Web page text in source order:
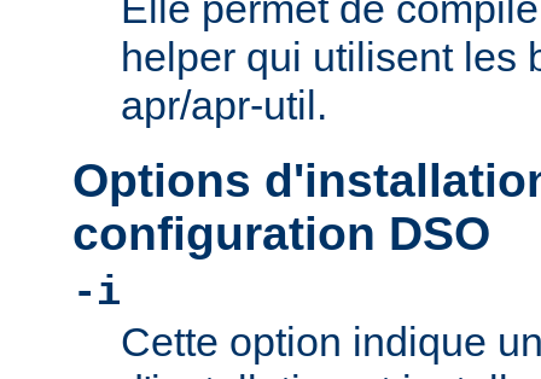
helper qui utilisent les
apr/apr-util.
Options
configuration DSO
-i
Cette option indique